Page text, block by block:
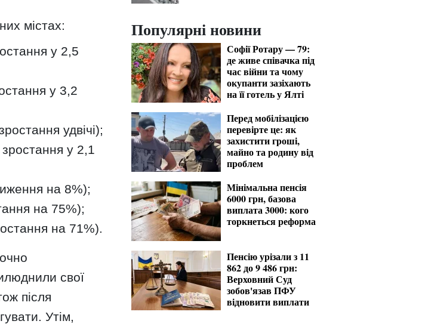
містах:
у 2,5
у 3,2
удвічі);
у 2,1
на 8%);
на 75%);
на 71%).
свої
після
Утім,
Популярні новини
Софії Ротару — 79:
де живе співачка під
час війни та чому
окупанти зазіхають
на її готель у Ялті
Перед мобілізацією
перевірте це: як
захистити гроші,
майно та родину від
проблем
Мінімальна пенсія
6000 грн, базова
виплата 3000: кого
торкнеться реформа
Пенсію урізали з 11
862 до 9 486 грн:
Верховний Суд
зобов'язав ПФУ
відновити виплати